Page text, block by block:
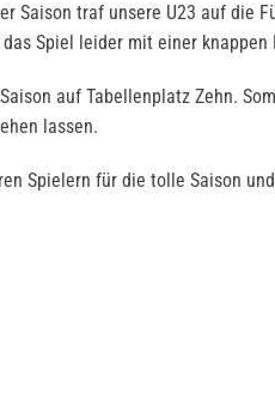
Saison traf unsere U23 auf die
Spiel leider mit einer knappen
auf Tabellenplatz Zehn.
lassen.
Spielern für die tolle Saison